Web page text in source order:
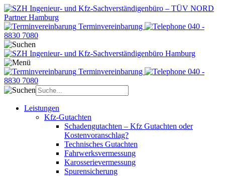
Terminvereinbarung
040 -
8830 7080
Terminvereinbarung
040 -
8830 7080
Leistungen
Kfz-Gutachten
Schadengutachten – Kfz Gutachten oder
Kostenvoranschlag?
Technisches Gutachten
Fahrwerksvermessung
Karosserievermessung
Spurensicherung